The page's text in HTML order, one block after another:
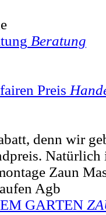
Beratung
Preis
denn wir
Zaun
Agb
GARTEN